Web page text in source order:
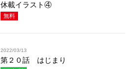
休載イラスト④
無料
2022/03/13
第２０話 はじまり